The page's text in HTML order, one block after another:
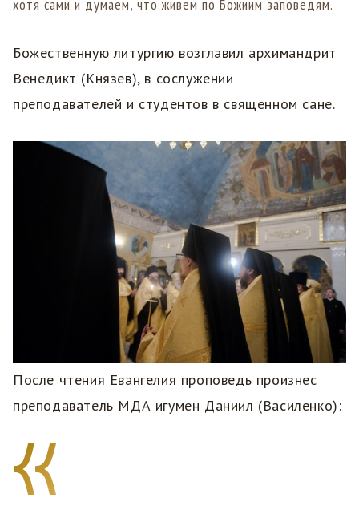
хотя сами и думаем, что живем по Божиим заповедям.
Божественную литургию возглавил архимандрит
Венедикт (Князев), в сослужении
преподавателей и студентов в священном сане.
После чтения Евангелия проповедь произнес
преподаватель МДА игумен Даниил (Василенко):